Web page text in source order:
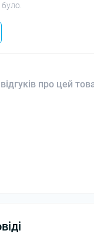
про цей